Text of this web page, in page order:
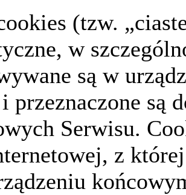
(tzw.
w
są w
przeznaczone są
Serwisu.
z